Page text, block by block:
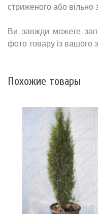
стриженого або вільно
Ви завжди можете
фото товару із вашого
Похожие товары